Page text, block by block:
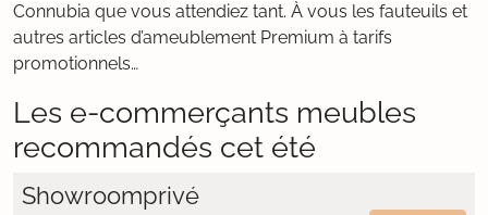
Connubia que vous attendiez tant. À vous les fauteuils et
autres articles d’ameublement Premium à tarifs
promotionnels…
Les e-commerçants meubles
recommandés cet été
Showroomprivé